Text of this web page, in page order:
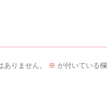
りません。 ※ が付いている欄